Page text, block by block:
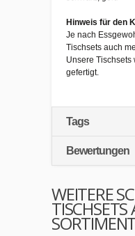
Hinweis für den
Je nach
Tischsets auch
Unsere Tischsets
gefertigt.
Tags
Bewertungen
WEITERE
TISCHSETS